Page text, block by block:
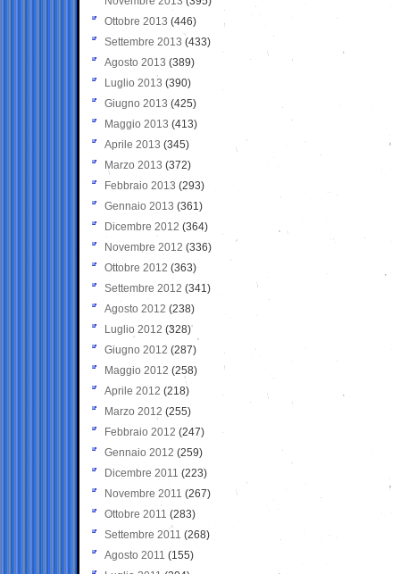
Ottobre 2013 (446)
Settembre 2013 (433)
Agosto 2013 (389)
Luglio 2013 (390)
Giugno 2013 (425)
Maggio 2013 (413)
Aprile 2013 (345)
Marzo 2013 (372)
Febbraio 2013 (293)
Gennaio 2013 (361)
Dicembre 2012 (364)
Novembre 2012 (336)
Ottobre 2012 (363)
Settembre 2012 (341)
Agosto 2012 (238)
Luglio 2012 (328)
Giugno 2012 (287)
Maggio 2012 (258)
Aprile 2012 (218)
Marzo 2012 (255)
Febbraio 2012 (247)
Gennaio 2012 (259)
Dicembre 2011 (223)
Novembre 2011 (267)
Ottobre 2011 (283)
Settembre 2011 (268)
Agosto 2011 (155)